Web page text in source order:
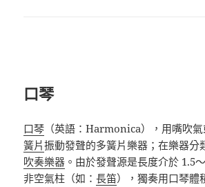
口琴
口琴 （英語：Harmonica），用嘴吹
簧片振動發聲的多簧片樂器；在樂器分
吹奏樂器 。由於發聲源是長度介於 1.5～
非空氣柱（如 ：長笛），獨奏用口琴體